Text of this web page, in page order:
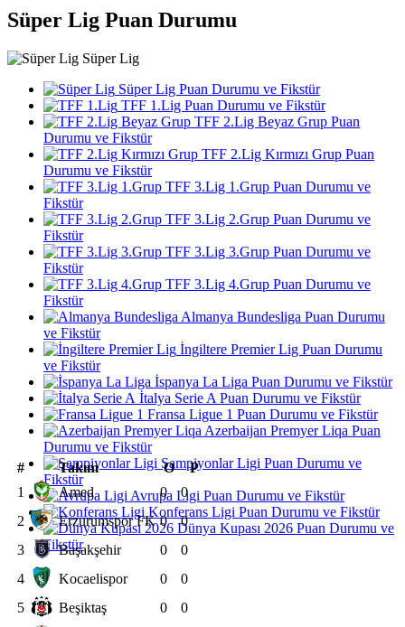
Süper Lig Puan Durumu
Süper Lig
Süper Lig Puan Durumu ve Fikstür
TFF 1.Lig Puan Durumu ve Fikstür
TFF 2.Lig Beyaz Grup Puan
Durumu ve Fikstür
TFF 2.Lig Kırmızı Grup Puan
Durumu ve Fikstür
TFF 3.Lig 1.Grup Puan Durumu ve
Fikstür
TFF 3.Lig 2.Grup Puan Durumu ve
Fikstür
TFF 3.Lig 3.Grup Puan Durumu ve
Fikstür
TFF 3.Lig 4.Grup Puan Durumu ve
Fikstür
Almanya Bundesliga Puan Durumu
ve Fikstür
İngiltere Premier Lig Puan Durumu
ve Fikstür
İspanya La Liga Puan Durumu ve Fikstür
İtalya Serie A Puan Durumu ve Fikstür
Fransa Ligue 1 Puan Durumu ve Fikstür
Azerbaijan Premyer Liqa Puan
Durumu ve Fikstür
Şampiyonlar Ligi Puan Durumu ve
Fikstür
Avrupa Ligi Puan Durumu ve Fikstür
Konferans Ligi Puan Durumu ve Fikstür
Dünya Kupası 2026 Puan Durumu ve
Fikstür
# Takım O
P
1
Amed 0
0
2
Erzurumspor FK 0
0
3
Başakşehir 0
0
4
Kocaelispor 0
0
5
Beşiktaş 0
0